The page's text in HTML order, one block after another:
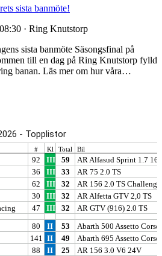
sista banmöte!
· Ring Knutstorp
sista banmöte Säsongsfinal på
till en dag på Ring Knutstorp fylld
banan. Läs mer om hur våra…